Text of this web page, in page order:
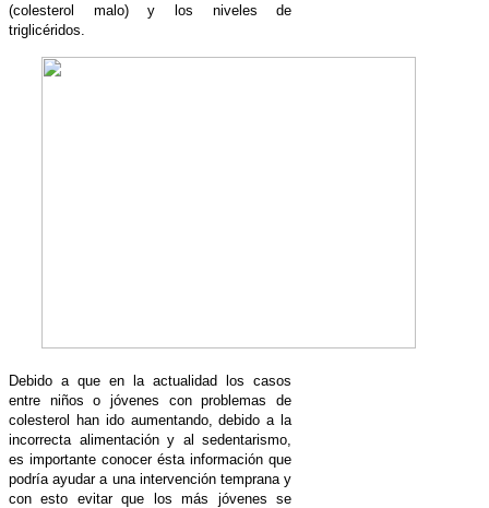
(colesterol malo) y los niveles de
triglicéridos
Debido a que en la actualidad los casos
entre niños o jóvenes con problemas de
colesterol han ido aumentando, debido a la
incorrecta alimentación y al sedentarismo,
es importante conocer ésta información que
podría ayudar a una intervención temprana y
con esto evitar que los más jóvenes se